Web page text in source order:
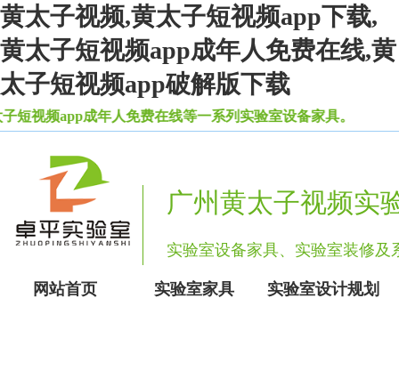
黄太子视频,黄太子短视频app下载,
黄太子短视频app成年人免费在线,黄
太子短视频app破解版下载
短视频app成年人免费在线等一系列实验室设备家具。
广州黄太子视频实
实验室设备家具、实验室装修
网站首页 实验室家具 实验室设计规划